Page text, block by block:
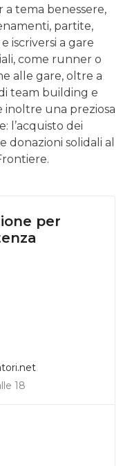
a tema benessere,
partite,
iscriversi a gare
come runner o
alle gare, oltre a
team building e
inoltre una preziosa
l’acquisto dei
solidali al
per
18